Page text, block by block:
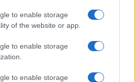
to enable storage
of the website or app.
to enable storage
to enable storage